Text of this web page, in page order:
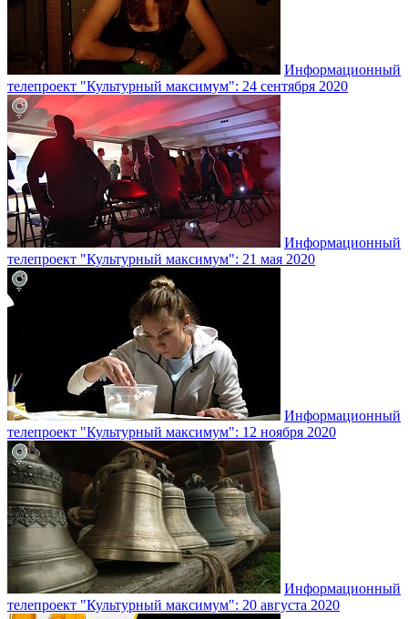
Информационный
телепроект "Культурный максимум": 24 сентября 2020
Информационный
телепроект "Культурный максимум": 21 мая 2020
Информационный
телепроект "Культурный максимум": 12 ноября 2020
Информационный
телепроект "Культурный максимум": 20 августа 2020